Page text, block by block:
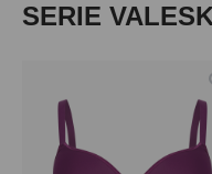
Produktgalerie
SERIE